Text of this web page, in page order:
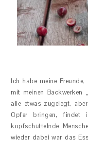
Ich habe meine
mit meinen Backwerken
alle etwas zugelegt,
Opfer bringen, findet
kopfschüttelnde
wieder dabei war das